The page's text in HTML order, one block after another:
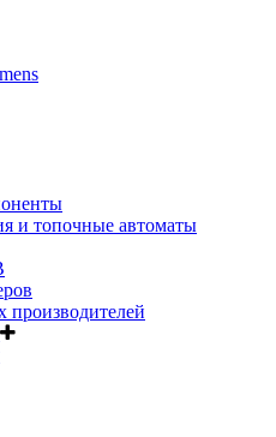
и топочные автоматы
производителей